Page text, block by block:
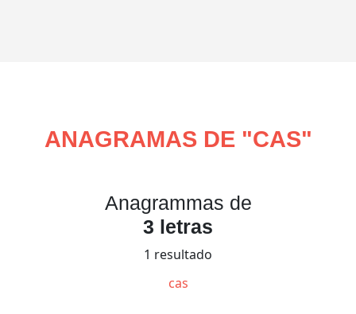
ANAGRAMAS DE "CAS"
Anagrammas de
3 letras
1 resultado
cas